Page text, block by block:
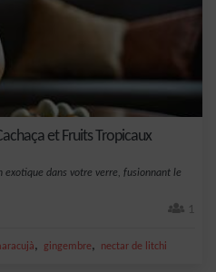
et Fruits Tropicaux
dans votre verre, fusionnant le
1
, gingembre, nectar de litchi